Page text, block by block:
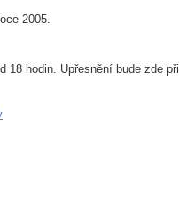
2005.
18 hodin. Upřesnění bude zde při